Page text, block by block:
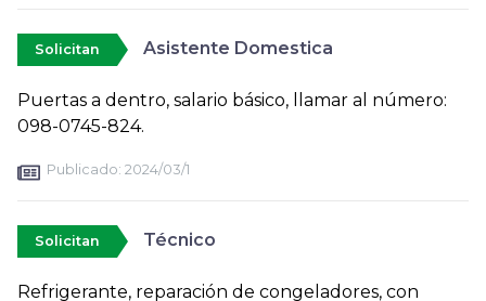
Solicitan Asistente Domestica
Puertas a dentro, salario básico, llamar al número:
098-0745-824.
Publicado: 2024/03/1
Solicitan Técnico
Refrigerante, reparación de congeladores, con